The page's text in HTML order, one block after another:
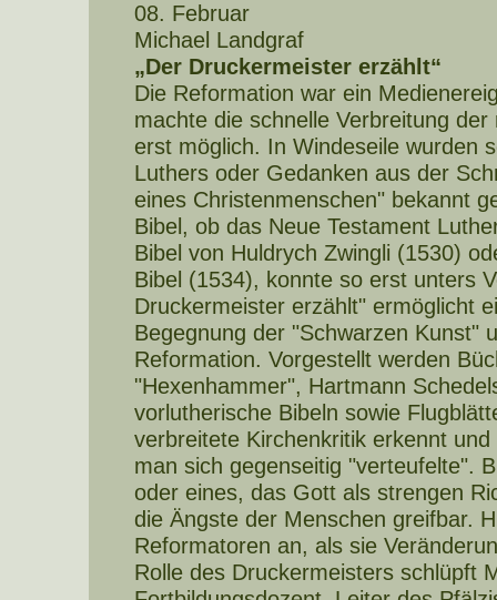
08. Februar
Michael Landgraf
„Der Druckermeister erzählt“
Die Reformation war ein
machte die schnelle Verbreitung
erst möglich. In Windeseile wurden
Luthers oder Gedanken aus der
eines Christenmenschen" bekannt
Bibel, ob das Neue Testament
Bibel von Huldrych Zwingli (1530)
Bibel (1534), konnte so erst unters
Druckermeister erzählt" ermöglicht
Begegnung der "Schwarzen Kunst"
Reformation. Vorgestellt werden
"Hexenhammer", Hartmann
vorlutherische Bibeln sowie
verbreitete Kirchenkritik erkennt
man sich gegenseitig "verteufelte".
oder eines, das Gott als strengen
die Ängste der Menschen greifbar.
Reformatoren an, als sie
Rolle des Druckermeisters schlüpft